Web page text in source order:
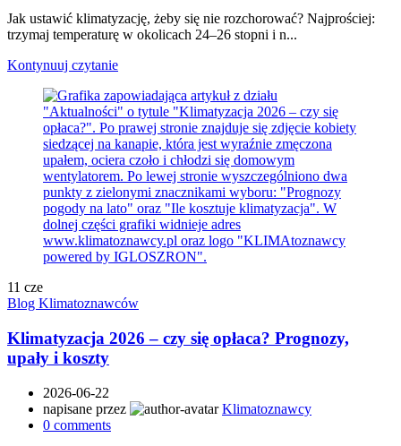
Jak ustawić klimatyzację, żeby się nie rozchorować? Najprościej:
trzymaj temperaturę w okolicach 24–26 stopni i n...
Kontynuuj czytanie
11 cze
Blog Klimatoznawców
Klimatyzacja 2026 – czy się opłaca? Prognozy,
upały i koszty
2026-06-22
napisane przez
Klimatoznawcy
0 comments